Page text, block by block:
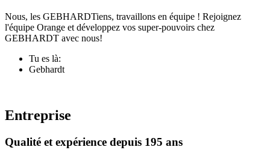
Nous, les GEBHARDTiens, travaillons en équipe ! Rejoignez
l'équipe Orange et développez vos super-pouvoirs chez
GEBHARDT avec nous!
Tu es là:
Gebhardt
Entreprise
Qualité et expérience depuis 195 ans